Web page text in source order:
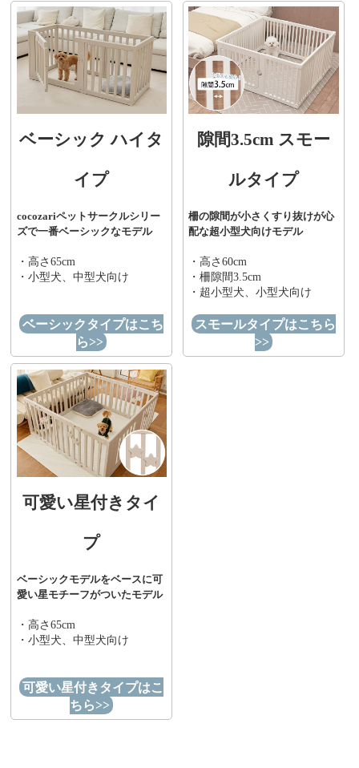
ベーシック ハイタ
イプ
cocozariペットサークルシリー
ズで一番ベーシックなモデル
・高さ65cm
・小型犬、中型犬向け
ベーシックタイプはこち
ら>>
隙間3.5cm スモー
ルタイプ
柵の隙間が小さくすり抜けが心
配な超小型犬向けモデル
・高さ60cm
・柵隙間3.5cm
・超小型犬、小型犬向け
スモールタイプはこちら
>>
可愛い星付きタイ
プ
ベーシックモデルをベースに可
愛い星モチーフがついたモデル
・高さ65cm
・小型犬、中型犬向け
可愛い星付きタイプはこ
ちら>>